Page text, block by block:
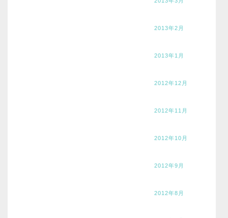
2013年2月
2013年1月
2012年12月
2012年11月
2012年10月
2012年9月
2012年8月